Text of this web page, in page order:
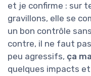
et je confirme : sur
gravillons, elle se
un bon contrôle
contre, il ne faut
peu agressifs, ça
quelques impacts